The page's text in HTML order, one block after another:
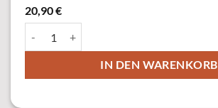
20,90 €
IN DEN WARENKORB